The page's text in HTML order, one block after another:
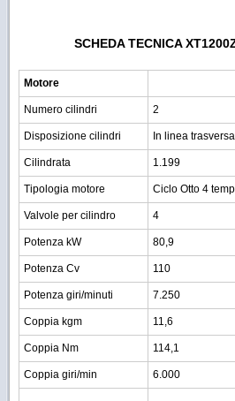
SCHEDA TECNICA
Motore
Numero cilindri 2
Disposizione cilindri In linea
Cilindrata 1.199
Tipologia motore Ciclo Otto 4
Valvole per cilindro 4
Potenza kW 80,9
Potenza Cv 110
Potenza giri/minuti 7.250
Coppia kgm 11,6
Coppia Nm 114,1
Coppia giri/min 6.000